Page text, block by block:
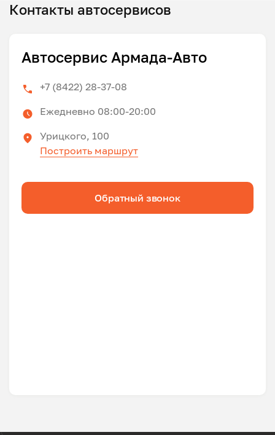
Контакты автосервисов
Автосервис Армада-Авто
+7 (8422) 28-37-08
Ежедневно 08:00-20:00
Урицкого, 100
Построить маршрут
Обратный звонок